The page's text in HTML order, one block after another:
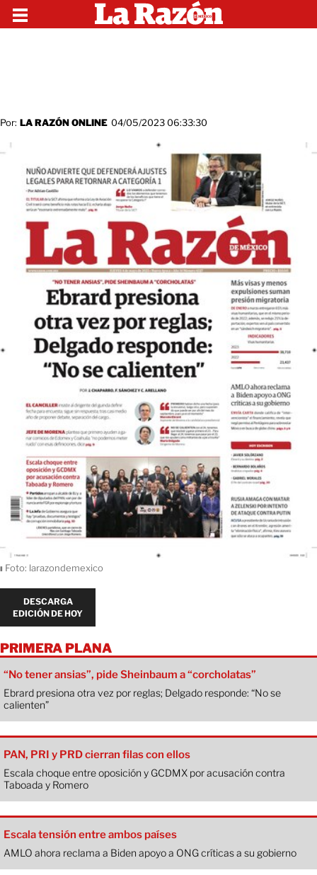
Por: LA RAZÓN ONLINE 04/05/2023 06:33:30
ı Foto: larazondemexico
DESCARGA
EDICIÓN DE HOY
PRIMERA PLANA
“No tener ansias”, pide Sheinbaum a “corcholatas”
Ebrard presiona otra vez por reglas; Delgado responde: “No se
calienten”
PAN, PRI y PRD cierran filas con ellos
Escala choque entre oposición y GCDMX por acusación contra
Taboada y Romero
Escala tensión entre ambos países
AMLO ahora reclama a Biden apoyo a ONG críticas a su gobierno